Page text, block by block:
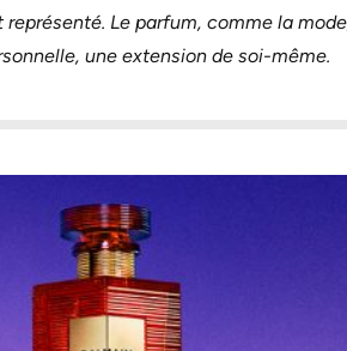
Le parfum, comme la
une extension de soi-même.